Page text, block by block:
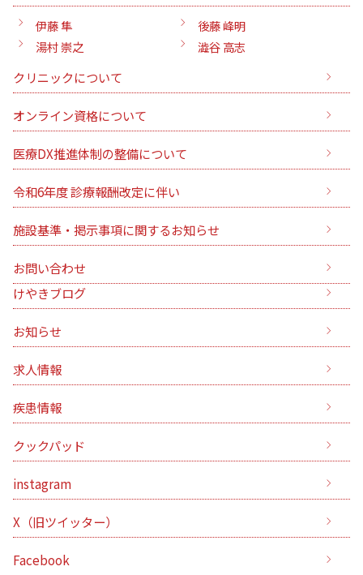
伊藤 隼
後藤 峰明
湯村 崇之
澁谷 高志
クリニックについて
オンライン資格について
医療DX推進体制の整備について
令和6年度 診療報酬改定に伴い
施設基準・掲示事項に関するお知らせ
お問い合わせ
けやきブログ
お知らせ
求人情報
疾患情報
クックパッド
instagram
X（旧ツイッター）
Facebook